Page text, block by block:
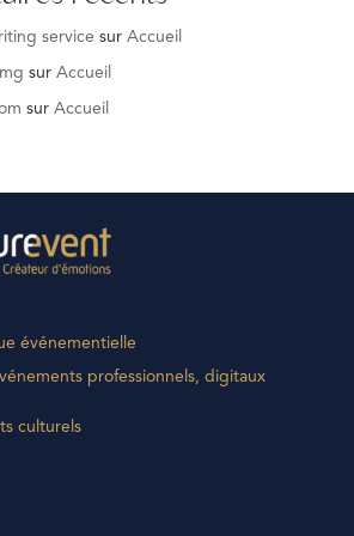
service sur Accueil
sur Accueil
sur Accueil
événementielle
professionnels, digitaux
culturels